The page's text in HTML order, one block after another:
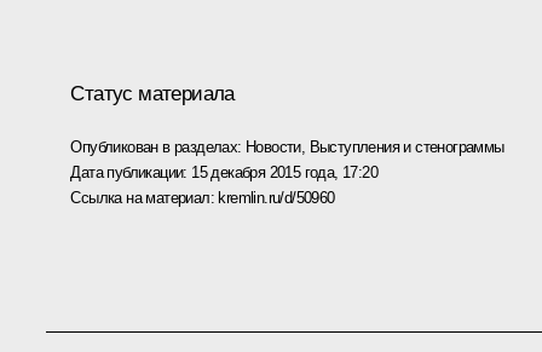
Статус материала
Опубликован в разделах: Новости, Выступления и стенограммы
Дата публикации: 15 декабря 2015 года, 17:20
Ссылка на материал: kremlin.ru/d/50960